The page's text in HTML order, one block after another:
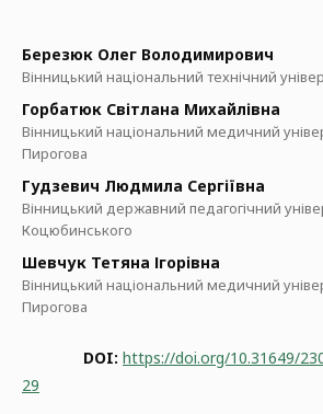
Березюк Олег Володимирович
Вінницький національний технічний
Горбатюк Світлана Михайлівна
Вінницький національний медичний
Пирогова
Гудзевич Людмила Сергіївна
Вінницький державний педагогічний
Коцюбинського
Шевчук Тетяна Ігорівна
Вінницький національний медичний
Пирогова
DOI: https://doi.org/10.31649/
29